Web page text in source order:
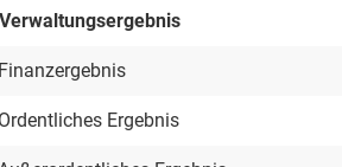
Ergebnis